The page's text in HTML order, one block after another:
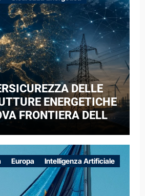
DELLE
ENERGETICHE
FRONTIERA DELLA
RETI ELETTRICHE
CONTESTO DELLA
IBRIDA
Europa Intelligenza Artificiale